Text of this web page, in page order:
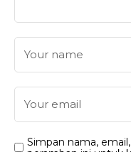
Simpan nama,